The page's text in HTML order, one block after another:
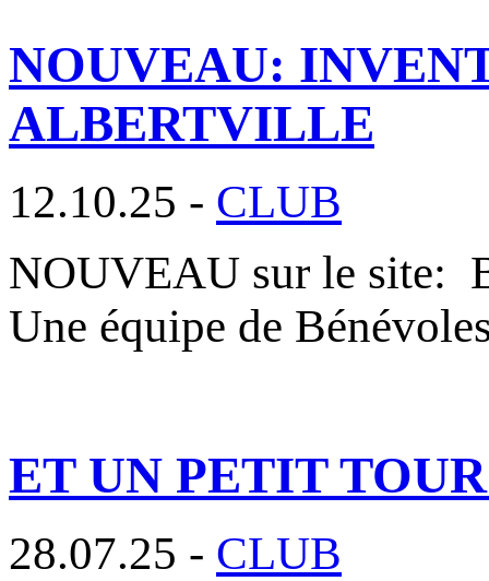
NOUVEAU:
ALBERTVILLE
12.10.25 - CLUB
NOUVEAU sur le site:
Une équipe de
ET UN PETIT
28.07.25 - CLUB